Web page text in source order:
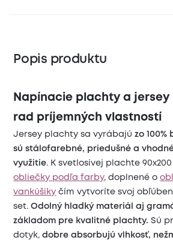
Popis produktu
Napínacie plachty a
rad príjemných vlastností
Jersey plachty sa vyrábajúzo 100%
sú stálofarebné, priedušné a
využitie. K svetlosivej plachte
obliečky podľa farby, doplnené o
vankúšiky čím vytvoríte svoj
set.Odolný hladký materiál aj
základom pre kvalitné plachty. Sú
dotyk,dobre absorbujú vlhkosť,